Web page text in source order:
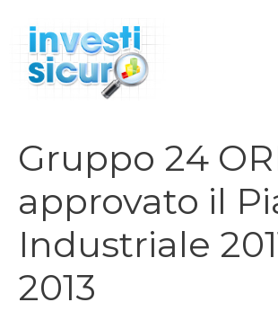
contenuto
Gruppo 24
approvato il
Industriale
2013